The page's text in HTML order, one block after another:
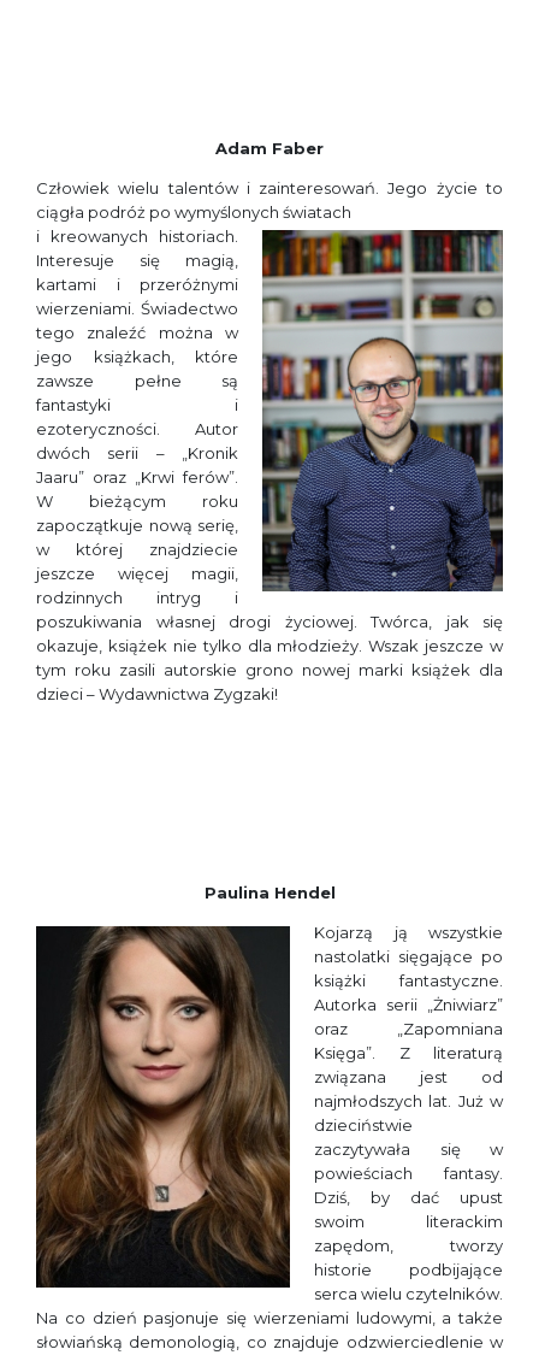
Adam Faber
Człowiek wielu talentów i zainteresowań. Jego życie to
ciągła podróż po wymyślonych światach
i kreowanych historiach.
Interesuje się magią,
kartami i przeróżnymi
wierzeniami. Świadectwo
tego znaleźć można w
jego książkach, które
zawsze pełne są
fantastyki i
ezoteryczności. Autor
dwóch serii – „Kronik
Jaaru” oraz „Krwi ferów”.
W bieżącym roku
zapoczątkuje nową serię,
w której znajdziecie
jeszcze więcej magii,
rodzinnych intryg i
poszukiwania własnej drogi życiowej. Twórca, jak się
okazuje, książek nie tylko dla młodzieży. Wszak jeszcze w
tym roku zasili autorskie grono nowej marki książek dla
dzieci – Wydawnictwa Zygzaki!
Paulina Hendel
Kojarzą ją wszystkie
nastolatki sięgające po
książki fantastyczne.
Autorka serii „Żniwiarz”
oraz „Zapomniana
Księga”. Z literaturą
związana jest od
najmłodszych lat. Już w
dzieciństwie
zaczytywała się w
powieściach fantasy.
Dziś, by dać upust
swoim literackim
zapędom, tworzy
historie podbijające
serca wielu czytelników.
Na co dzień pasjonuje się wierzeniami ludowymi, a także
słowiańską demonologią, co znajduje odzwierciedlenie w